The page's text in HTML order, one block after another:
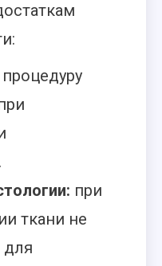
при
ткани не
для